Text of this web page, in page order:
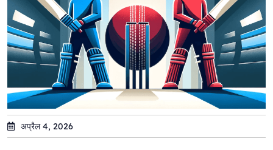
अप्रैल 4, 2026